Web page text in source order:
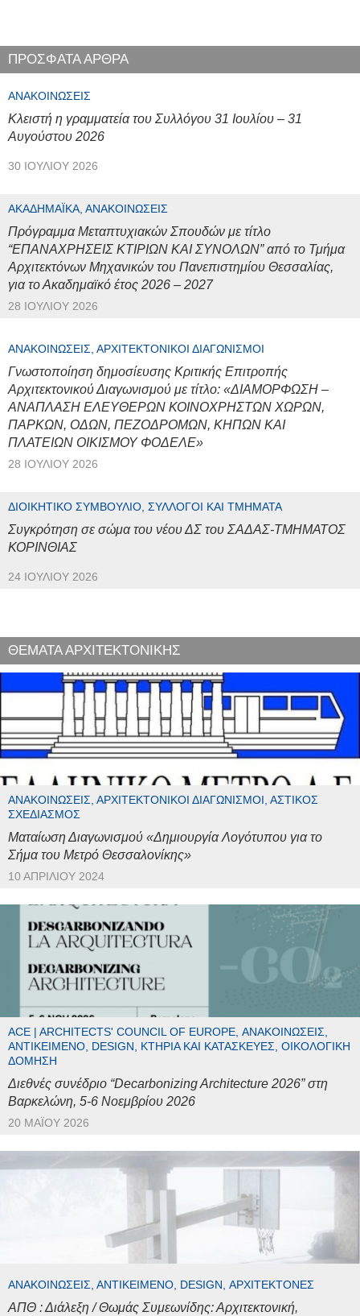
ΠΡΟΣΦΑΤΑ ΑΡΘΡΑ
ΑΝΑΚΟΙΝΏΣΕΙΣ
Κλειστή η γραμματεία του Συλλόγου 31 Ιουλίου – 31
Αυγούστου 2026
30 ΙΟΥΛΊΟΥ 2026
ΑΚΑΔΗΜΑΪΚΆ, ΑΝΑΚΟΙΝΏΣΕΙΣ
Πρόγραμμα Μεταπτυχιακών Σπουδών με τίτλο
“ΕΠΑΝΑΧΡΗΣΕΙΣ ΚΤΙΡΙΩΝ ΚΑΙ ΣΥΝΟΛΩΝ” από το Τμήμα
Αρχιτεκτόνων Μηχανικών του Πανεπιστημίου Θεσσαλίας,
για το Ακαδημαϊκό έτος 2026 – 2027
28 ΙΟΥΛΊΟΥ 2026
ΑΝΑΚΟΙΝΏΣΕΙΣ, ΑΡΧΙΤΕΚΤΟΝΙΚΟΊ ΔΙΑΓΩΝΙΣΜΟΊ
Γνωστοποίηση δημοσίευσης Κριτικής Επιτροπής
Αρχιτεκτονικού Διαγωνισμού με τίτλο: «ΔΙΑΜΟΡΦΩΣΗ –
ΑΝΑΠΛΑΣΗ ΕΛΕΥΘΕΡΩΝ ΚΟΙΝΟΧΡΗΣΤΩΝ ΧΩΡΩΝ,
ΠΑΡΚΩΝ, ΟΔΩΝ, ΠΕΖΟΔΡΟΜΩΝ, ΚΗΠΩΝ ΚΑΙ
ΠΛΑΤΕΙΩΝ ΟΙΚΙΣΜΟΥ ΦΟΔΕΛΕ»
28 ΙΟΥΛΊΟΥ 2026
ΔΙΟΙΚΗΤΙΚΌ ΣΥΜΒΟΎΛΙΟ, ΣΎΛΛΟΓΟΙ ΚΑΙ ΤΜΉΜΑΤΑ
Συγκρότηση σε σώμα του νέου ΔΣ του ΣΑΔΑΣ-ΤΜΗΜΑΤΟΣ
ΚΟΡΙΝΘΙΑΣ
24 ΙΟΥΛΊΟΥ 2026
ΘΕΜΑΤΑ ΑΡΧΙΤΕΚΤΟΝΙΚΗΣ
ΑΝΑΚΟΙΝΏΣΕΙΣ, ΑΡΧΙΤΕΚΤΟΝΙΚΟΊ ΔΙΑΓΩΝΙΣΜΟΊ, ΑΣΤΙΚΌΣ
ΣΧΕΔΙΑΣΜΌΣ
Ματαίωση Διαγωνισμού «Δημιουργία Λογότυπου για το
Σήμα του Μετρό Θεσσαλονίκης»
10 ΑΠΡΙΛΊΟΥ 2024
ACE | ARCHITECTS' COUNCIL OF EUROPE, ΑΝΑΚΟΙΝΏΣΕΙΣ,
ΑΝΤΙΚΕΊΜΕΝΟ, DESIGN, ΚΤΉΡΙΑ ΚΑΙ ΚΑΤΑΣΚΕΥΈΣ, ΟΙΚΟΛΟΓΙΚΉ
ΔΌΜΗΣΗ
Διεθνές συνέδριο “Decarbonizing Architecture 2026” στη
Βαρκελώνη, 5-6 Νοεμβρίου 2026
20 ΜΑΪ́ΟΥ 2026
ΑΝΑΚΟΙΝΏΣΕΙΣ, ΑΝΤΙΚΕΊΜΕΝΟ, DESIGN, ΑΡΧΙΤΈΚΤΟΝΕΣ
ΑΠΘ : Διάλεξη / Θωμάς Συμεωνίδης: Αρχιτεκτονική,